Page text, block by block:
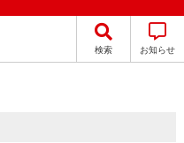
検索 お知らせ